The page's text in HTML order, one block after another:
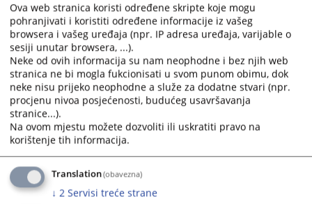
Po pravosnažnosti ovog rješenja, isto će biti dostavljeno
registru Okružnog privrednog suda u Istočnom Sarajevu, radi
brisanja stečajnog dužnika iz sudskog registra.
Prikazana vijest je na: Srpski jezik
Prateći dokumenti
Rješenje 61 0 St 016801 25 St
124PREGLEDA
Ova web stranica koristi određene skripte koje mogu
pohranjivati i koristiti određene informacije iz vašeg
browsera i vašeg uređaja (npr. IP adresa uređaja, varijable o
sesiji unutar browsera, ...).
Neke od ovih informacija su nam neophodne i bez njih web
stranica ne bi mogla fukcionisati u svom punom obimu, dok
neke nisu prijeko neophodne a služe za dodatne stvari (npr.
procjenu nivoa posjećenosti, budućeg usavršavanja
stranice...).
Na ovom mjestu možete dozvoliti ili uskratiti pravo na
korištenje tih informacija.
Translation(obavezna)
↓ 2 Servisi treće strane